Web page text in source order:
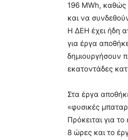
196 MWh,
και να
Η ΔΕΗ έχει ήδη
για έργα
δημιουργήσουν
εκατοντάδες
Στα έργα
«φυσικές
Πρόκειται για
8 ώρες και το